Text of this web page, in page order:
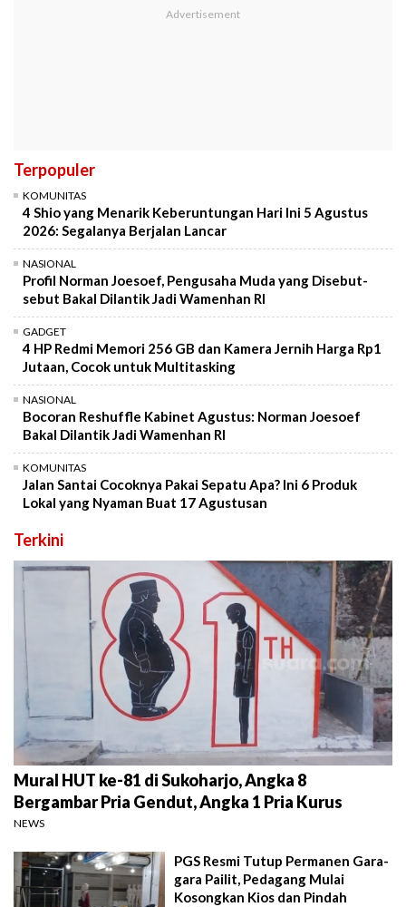
Terpopuler
KOMUNITAS
4 Shio yang Menarik Keberuntungan Hari Ini 5 Agustus
2026: Segalanya Berjalan Lancar
NASIONAL
Profil Norman Joesoef, Pengusaha Muda yang Disebut-
sebut Bakal Dilantik Jadi Wamenhan RI
GADGET
4 HP Redmi Memori 256 GB dan Kamera Jernih Harga Rp1
Jutaan, Cocok untuk Multitasking
NASIONAL
Bocoran Reshuffle Kabinet Agustus: Norman Joesoef
Bakal Dilantik Jadi Wamenhan RI
KOMUNITAS
Jalan Santai Cocoknya Pakai Sepatu Apa? Ini 6 Produk
Lokal yang Nyaman Buat 17 Agustusan
Terkini
Mural HUT ke-81 di Sukoharjo, Angka 8
Bergambar Pria Gendut, Angka 1 Pria Kurus
NEWS
PGS Resmi Tutup Permanen Gara-
gara Pailit, Pedagang Mulai
Kosongkan Kios dan Pindah